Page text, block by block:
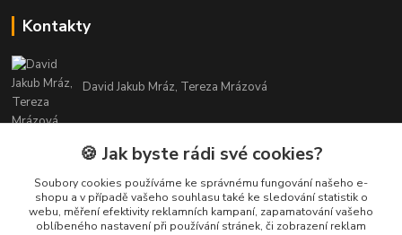
Kontakty
David Jakub Mráz, Tereza Mrázová
info@bylinky-maya.cz
🍪 Jak byste rádi své cookies?
Soubory cookies používáme ke správnému fungování našeho e-
shopu a v případě vašeho souhlasu také ke sledování statistik o
webu, měření efektivity reklamních kampaní, zapamatování vašeho
oblíbeného nastavení při používání stránek, či zobrazení reklam